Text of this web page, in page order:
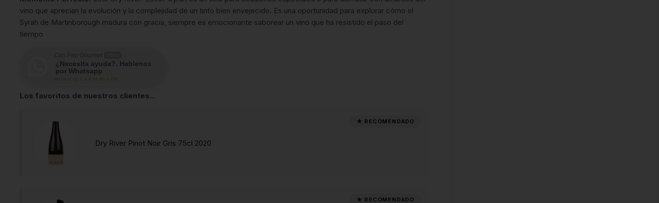
vino que aprecian la evolución y la complejidad de un tinto bien envejecido. Es una oportunidad para explorar cómo el
Syrah de Martinborough madura con gracia, siempre es emocionante saborear un vino que ha resistido el paso del
tiempo
¿Necesita ayuda?. Hablenos
por Whatsapp
Horario de L a V de 8h a 19h
Los favoritos de nuestros clientes...
Dry River Pinot Noir Gris 75cl 2020